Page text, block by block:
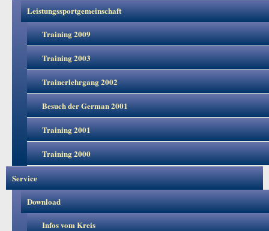
Leistungssportgemeinschaft
Training 2009
Training 2003
Trainerlehrgang 2002
Besuch der German 2001
Training 2001
Training 2000
Service
Download
Infos vom Kreis